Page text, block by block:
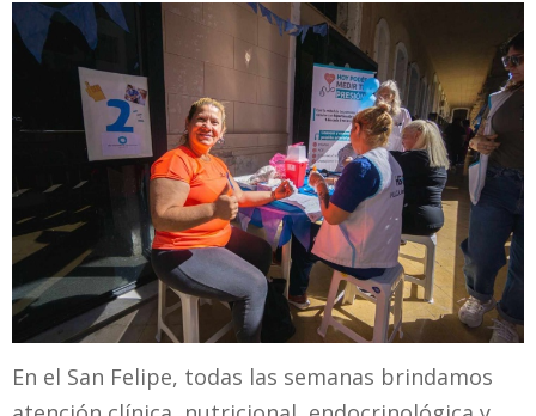
En el San Felipe, todas las semanas brindamos